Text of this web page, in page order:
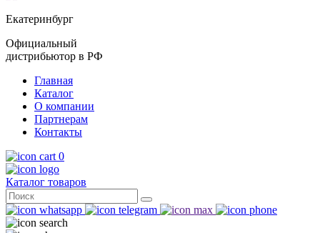
Екатеринбург
Официальный
дистрибьютор в РФ
Главная
Каталог
О компании
Партнерам
Контакты
0
Каталог товаров
Поиск
for: